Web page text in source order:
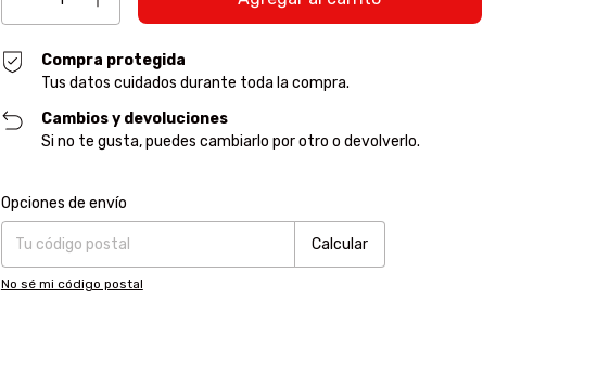
Compra protegida
Tus datos cuidados durante toda la compra.
Cambios y devoluciones
Si no te gusta, puedes cambiarlo por otro o devolverlo.
Entregas para el CP:
Opciones de envío
Calcular
No sé mi código postal